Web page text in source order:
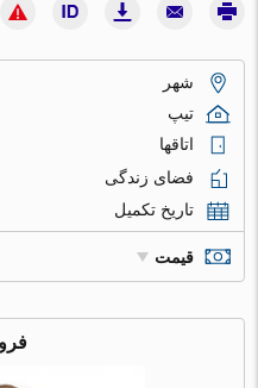
شهر
تیپ
اتاقها
فضای زندگی
تاریخ تکمیل
قیمت